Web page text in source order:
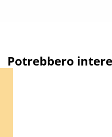
Potrebbero